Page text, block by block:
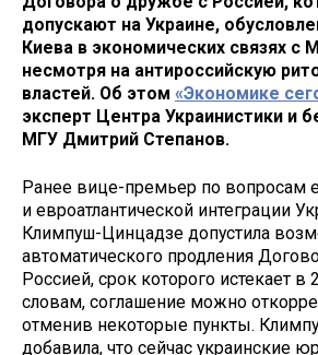
допускают на Украине,
Киева в экономических связях с
несмотря на антироссийскую
властей. Об этом «Экономике
эксперт Центра Украинистики и
МГУ Дмитрий Степанов.
Ранее вице-премьер по вопросам
и евроатлантической интеграции
Климпуш-Цинцадзе допустила
автоматического продления
Россией, срок которого истекает в
словам, соглашение можно
отменив некоторые пункты.
добавила, что сейчас украинские